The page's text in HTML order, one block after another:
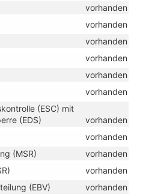
vorhanden
vorhanden
vorhanden
vorhanden
vorhanden
vorhanden
(ESC) mit
(EDS)
vorhanden
vorhanden
(MSR)
vorhanden
vorhanden
(EBV)
vorhanden